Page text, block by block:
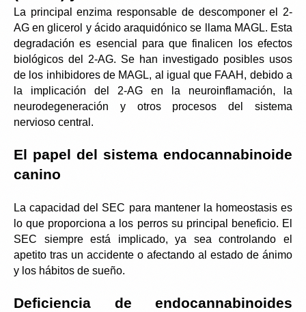
La principal enzima responsable de descomponer el 2-
AG en glicerol y ácido araquidónico se llama MAGL. Esta
degradación es esencial para que finalicen los efectos
biológicos del 2-AG. Se han investigado posibles usos
de los inhibidores de MAGL, al igual que FAAH, debido a
la implicación del 2-AG en la neuroinflamación, la
neurodegeneración y otros procesos del sistema
nervioso central.
El papel del sistema endocannabinoide
canino
La capacidad del SEC para mantener la homeostasis es
lo que proporciona a los perros su principal beneficio. El
SEC siempre está implicado, ya sea controlando el
apetito tras un accidente o afectando al estado de ánimo
y los hábitos de sueño.
Deficiencia de endocannabinoides